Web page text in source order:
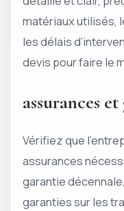
matériaux utilisés,
les délais
devis pour faire le
assurances
Vérifiez que
assurances
garantie
garanties sur les